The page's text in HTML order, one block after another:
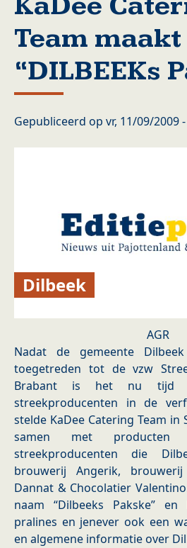
Team maakt
“DILBEEKs
Gepubliceerd op vr, 11/09/2009
Dilbeek
AGR
Nadat de gemeente
toegetreden tot de vzw
Brabant is het nu tijd
streekproducenten in de
stelde KaDee Catering Team in
samen met
streekproducenten die
brouwerij Angerik,
Dannat & Chocolatier
naam “Dilbeeks Pakske”
pralines en jenever ook een
en algemene informatie over